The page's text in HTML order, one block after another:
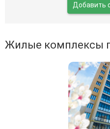
Добавить
Жилые комплексы